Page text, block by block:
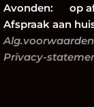
Avonden: op
Afspraak aan
Alg.voorwaarden
Privacy-